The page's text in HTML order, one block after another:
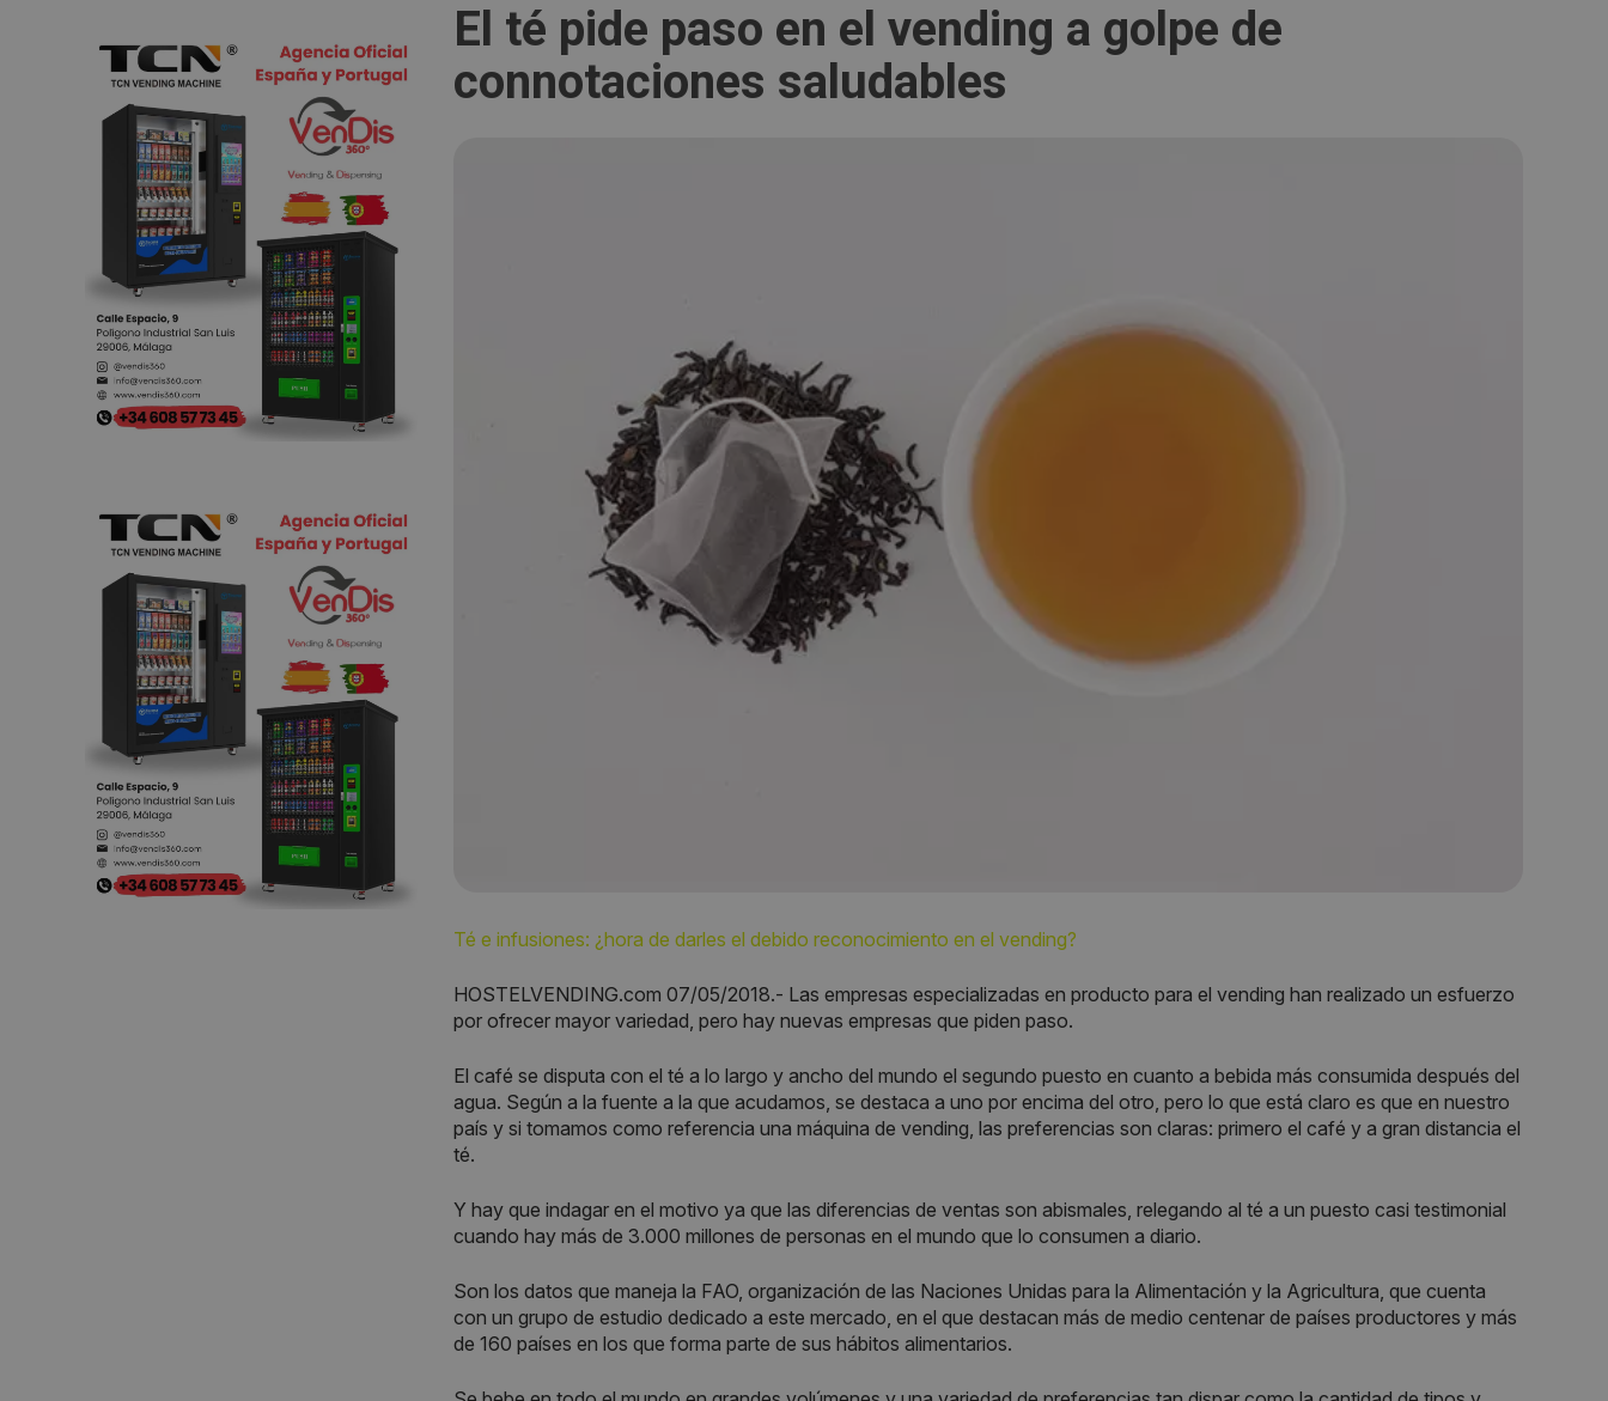
El té pide paso en el vending a golpe de
connotaciones saludables
Té e infusiones: ¿hora de darles el debido reconocimiento en el vending?
HOSTELVENDING.com 07/05/2018.- Las empresas especializadas en producto para el vending han realizado un esfuerzo
por ofrecer mayor variedad, pero hay nuevas empresas que piden paso.
El café se disputa con el té a lo largo y ancho del mundo el segundo puesto en cuanto a bebida más consumida después del
agua. Según a la fuente a la que acudamos, se destaca a uno por encima del otro, pero lo que está claro es que en nuestro
país y si tomamos como referencia una máquina de vending, las preferencias son claras: primero el café y a gran distancia el
té.
Y hay que indagar en el motivo ya que las diferencias de ventas son abismales, relegando al té a un puesto casi testimonial
cuando hay más de 3.000 millones de personas en el mundo que lo consumen a diario.
Son los datos que maneja la FAO, organización de las Naciones Unidas para la Alimentación y la Agricultura, que cuenta
con un grupo de estudio dedicado a este mercado, en el que destacan más de medio centenar de países productores y más
de 160 países en los que forma parte de sus hábitos alimentarios.